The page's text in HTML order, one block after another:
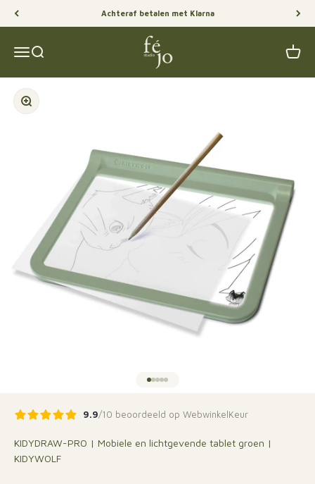
Achteraf betalen met Klarna
MenuZoeken
Féjo Studio
In-/uitzoomen
9.9/10 beoordeeld op WebwinkelKeur
KIDYDRAW-PRO | Mobiele en lichtgevende tablet groen |
KIDYWOLF